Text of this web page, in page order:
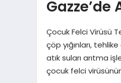
Gazze’de
Çocuk Felci Virüsü
çöp yığınları,
atık suları arıtma
çocuk felci